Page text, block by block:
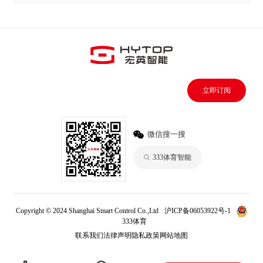
立即订阅
微信搜一搜
333体育智能
Copyright © 2024 Shanghai Smart Control Co.,Ltd
沪ICP备06053922号-1
333体育
联系我们法律声明 隐私政策网站地图